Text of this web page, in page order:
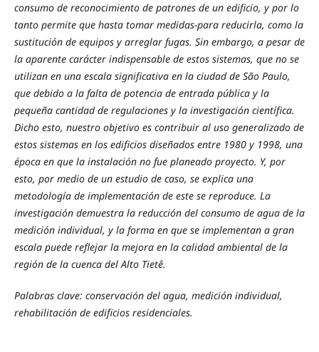
consumo de reconocimiento de patrones de un edificio, y por lo
tanto permite que hasta tomar medidas-para reducirla, como la
sustitución de equipos y arreglar fugas. Sin embargo, a pesar de
la aparente carácter indispensable de estos sistemas, que no se
utilizan en una escala significativa en la ciudad de São Paulo,
que debido a la falta de potencia de entrada pública y la
pequeña cantidad de regulaciones y la investigación científica.
Dicho esto, nuestro objetivo es contribuir al uso generalizado de
estos sistemas en los edificios diseñados entre 1980 y 1998, una
época en que la instalación no fue planeado proyecto. Y, por
esto, por medio de un estudio de caso, se explica una
metodología de implementación de este se reproduce. La
investigación demuestra la reducción del consumo de agua de la
medición individual, y la forma en que se implementan a gran
escala puede reflejar la mejora en la calidad ambiental de la
región de la cuenca del Alto Tietê.
Palabras clave: conservación del agua, medición individual,
rehabilitación de edificios residenciales.